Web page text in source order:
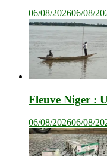
06/08/202606/08/
Fleuve Niger :
06/08/202606/08/